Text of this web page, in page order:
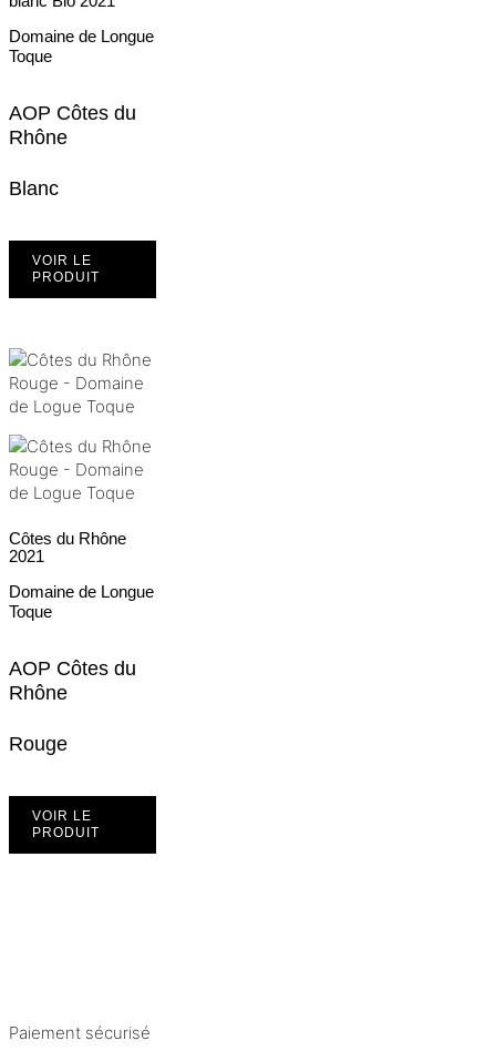
Domaine de Longue
Toque
AOP Côtes du
Rhône
Blanc
VOIR LE
PRODUIT
Côtes du Rhône
2021
Domaine de Longue
Toque
AOP Côtes du
Rhône
Rouge
VOIR LE
PRODUIT
Paiement sécurisé